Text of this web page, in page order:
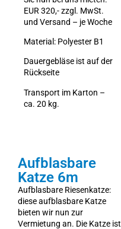
EUR 320,- zzgl. MwSt.
und Versand – je Woche
Material: Polyester B1
Dauergebläse ist auf der
Rückseite
Transport im Karton –
ca. 20 kg.
Aufblasbare
Katze 6m
Aufblasbare Riesenkatze:
diese aufblasbare Katze
bieten wir nun zur
Vermietung an. Die Katze ist